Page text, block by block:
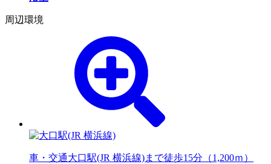
周辺環境
車・交通大口駅(JR 横浜線)まで徒歩15分（1,200ｍ）